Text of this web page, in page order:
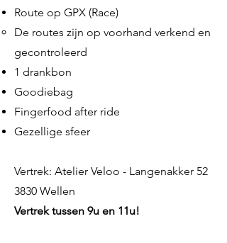
Route op GPX (Race)
De routes zijn op voorhand verkend en
gecontroleerd​
1 drankbon
Goodiebag
Fingerfood after ride
Gezellige sfeer
Vertrek: Atelier Veloo - Langenakker 52
3830 Wellen
Vertrek tussen 9u en 11u!